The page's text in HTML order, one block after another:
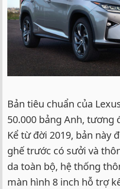
Bản tiêu chuẩn của
50.000 bảng Anh, tương
Kể từ đời 2019, bản này
ghế trước có sưởi và
da toàn bộ, hệ thống
màn hình 8 inch hỗ trợ